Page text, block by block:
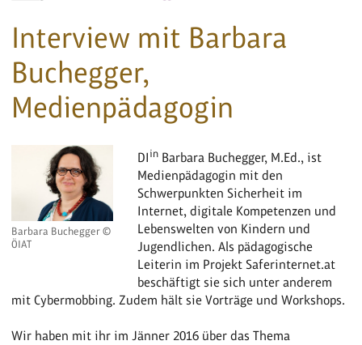
Interview mit Barbara
Buchegger,
Medienpädagogin
Barbara Buchegger ©
ÖIAT
DI in Barbara Buchegger, M.Ed., ist
Medienpädagogin mit den
Schwerpunkten Sicherheit im
Internet, digitale Kompetenzen und
Lebenswelten von Kindern und
Jugendlichen. Als pädagogische
Leiterin im Projekt Saferinternet.at
beschäftigt sie sich unter anderem
mit Cybermobbing. Zudem hält sie Vorträge und Workshops.
Wir haben mit ihr im Jänner 2016 über das Thema